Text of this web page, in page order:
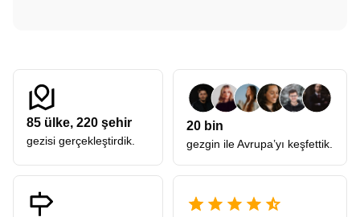
85 ülke, 220 şehir
gezisi gerçekleştirdik.
20 bin
gezgin ile Avrupa’yı keşfettik.